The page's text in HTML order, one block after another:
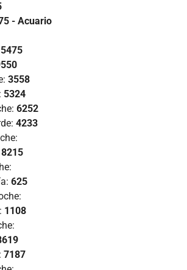
- Acuario
5475
3558
5324
6252
4233
8215
625
1108
7187